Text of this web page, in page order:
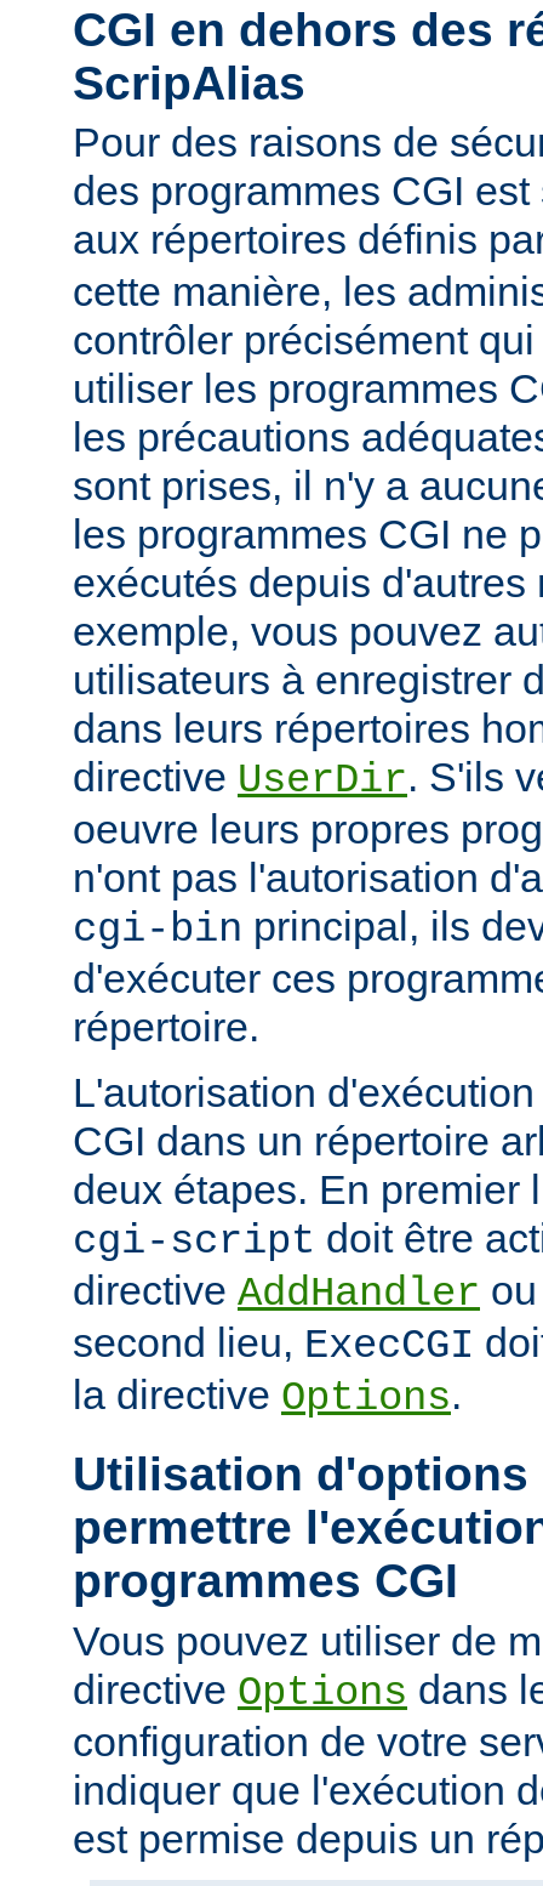
CGI en dehors des
ScripAlias
Pour des raisons de
des programmes CGI
aux répertoires définis
cette manière, les
contrôler précisément
utiliser les programmes
les précautions
sont prises, il n'y a
les programmes CGI ne
exécutés depuis d'autres
exemple, vous pouvez
utilisateurs à enregistrer
dans leurs répertoires
directive UserDir. S'ils
oeuvre leurs propres
n'ont pas l'autorisation
cgi-bin principal, ils
d'exécuter ces
répertoire.
L'autorisation
CGI dans un répertoire
deux étapes. En premier
cgi-script doit être
directive AddHandler
second lieu, ExecCGI
la directive Options.
Utilisation
permettre
programmes CGI
Vous pouvez utiliser de
directive Options dans
configuration de votre
indiquer que l'exécution
est permise depuis un